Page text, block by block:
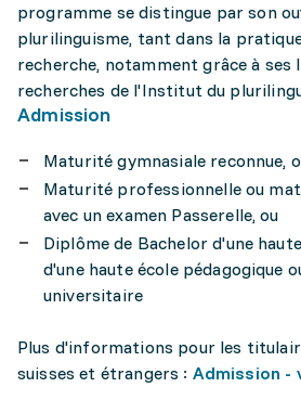
programme se distingue par son
plurilinguisme, tant dans la
recherche, notamment grâce à ses
recherches de l'Institut du
Admission
Maturité gymnasiale reconnue,
Maturité professionnelle ou
avec un examen Passerelle, ou
Diplôme de Bachelor d'une
d'une haute école pédagogique
universitaire
Plus d'informations pour les
suisses et étrangers : Admission -